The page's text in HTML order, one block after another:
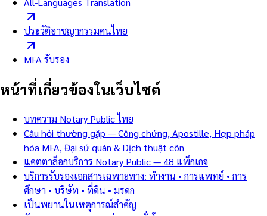
ประวัติอาชญากรรมคนไทย
MFA รับรอง
หน้าที่เกี่ยวข้องในเว็บไซต์
บทความ Notary Public ไทย
Câu hỏi thường gặp — Công chứng, Apostille, Hợp pháp
hóa MFA, Đại sứ quán & Dịch thuật côn
แคตตาล็อกบริการ Notary Public — 48 แพ็กเกจ
บริการรับรองเอกสารเฉพาะทาง: ทำงาน • การแพทย์ • การ
ศึกษา • บริษัท • ที่ดิน • มรดก
เป็นพยานในเหตุการณ์สำคัญ